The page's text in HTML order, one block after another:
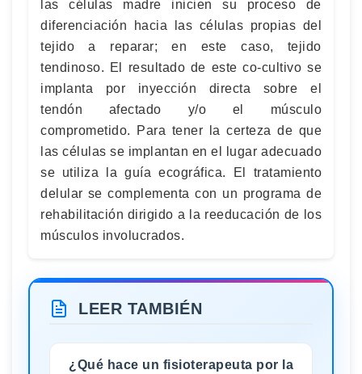
las células madre inicien su proceso de
diferenciación hacia las células propias del
tejido a reparar; en este caso, tejido
tendinoso. El resultado de este co-cultivo se
implanta por inyección directa sobre el
tendón afectado y/o el músculo
comprometido. Para tener la certeza de que
las células se implantan en el lugar adecuado
se utiliza la guía ecográfica. El tratamiento
delular se complementa con un programa de
rehabilitación dirigido a la reeducación de los
músculos involucrados.
LEER TAMBIÉN
¿Qué hace un fisioterapeuta por la